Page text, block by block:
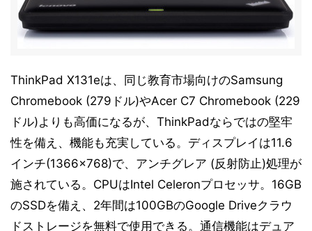
ThinkPad X131eは、同じ教育市場向けのSamsung
Chromebook (279ドル)やAcer C7 Chromebook (229
ドル)よりも高価になるが、ThinkPadならではの堅牢
性を備え、機能も充実している。ディスプレイは11.6
インチ(1366×768)で、アンチグレア (反射防止)処理が
施されている。CPUはIntel Celeronプロセッサ。16GB
のSSDを備え、2年間は100GBのGoogle Driveクラウ
ドストレージを無料で使用できる。通信機能はデュア